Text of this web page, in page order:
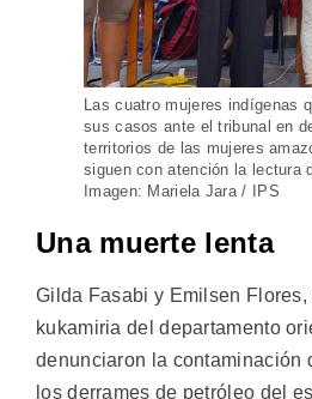
Las cuatro mujeres indígenas
sus casos ante el tribunal en
territorios de las mujeres
siguen con atención la lectura
Imagen: Mariela Jara / IPS
Una muerte lenta
Gilda Fasabi y Emilsen
kukamiria del departamento
denunciaron la contaminación
los derrames de petróleo del